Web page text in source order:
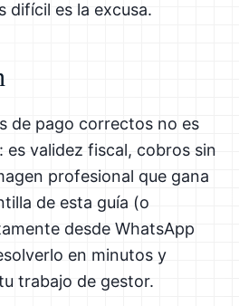
difícil es la excusa.
de pago correctos no es
es validez fiscal, cobros sin
profesional que gana
de esta guía (o
desde WhatsApp
en minutos y
trabajo de gestor.